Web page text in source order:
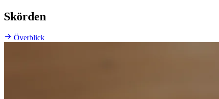
Skörden
Överblick